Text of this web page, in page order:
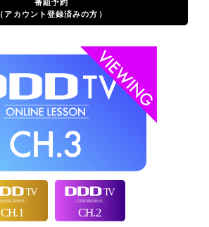
（アカウント登録済みの方）